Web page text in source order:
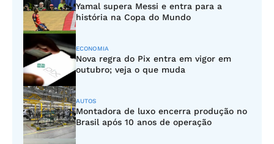
Yamal supera Messi e entra para a
história na Copa do Mundo
ECONOMIA
Nova regra do Pix entra em vigor em
outubro; veja o que muda
AUTOS
Montadora de luxo encerra produção no
Brasil após 10 anos de operação